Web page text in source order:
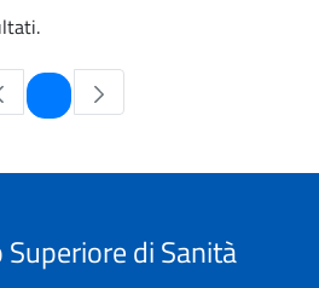
Pagina
di Sanità